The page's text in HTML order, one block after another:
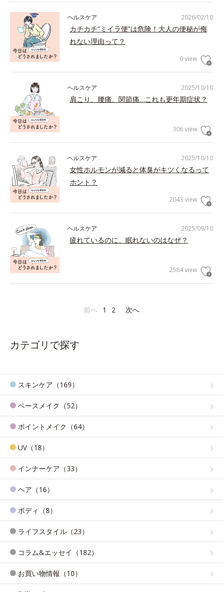
2026/02/10
ヘルスケア
カチカチ“ミイラ便”は危険！大人の便秘が侮
れない理由って？
0 view
2025/10/10
ヘルスケア
肩こり、腰痛、関節痛…これも更年期症状？
306 view
2025/10/10
ヘルスケア
女性ホルモンが減ると体臭がキツくなるって
ホント？
2043 view
2025/09/10
ヘルスケア
疲れているのに、眠れないのはなぜ？
2584 view
前へ 1 2 次へ
カテゴリで探す
スキンケア（169）
ベースメイク（52）
ポイントメイク（64）
UV（18）
インナーケア（33）
ヘア（16）
ボディ（8）
ライフスタイル（23）
コラム&エッセイ（182）
お買い物情報（10）